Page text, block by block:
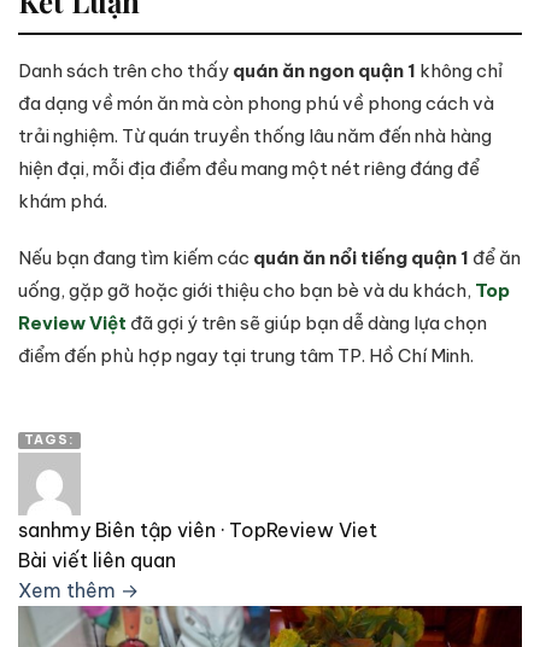
Danh sách trên cho thấy quán ăn ngon quận 1 không chỉ
đa dạng về món ăn mà còn phong phú về phong cách và
trải nghiệm. Từ quán truyền thống lâu năm đến nhà hàng
hiện đại, mỗi địa điểm đều mang một nét riêng đáng để
khám phá.
Nếu bạn đang tìm kiếm các quán ăn nổi tiếng quận 1 để ăn
uống, gặp gỡ hoặc giới thiệu cho bạn bè và du khách, Top
Review Việt đã gợi ý trên sẽ giúp bạn dễ dàng lựa chọn
điểm đến phù hợp ngay tại trung tâm TP. Hồ Chí Minh.
TAGS:
sanhmy Biên tập viên · TopReview Viet
Bài viết liên quan
Xem thêm →